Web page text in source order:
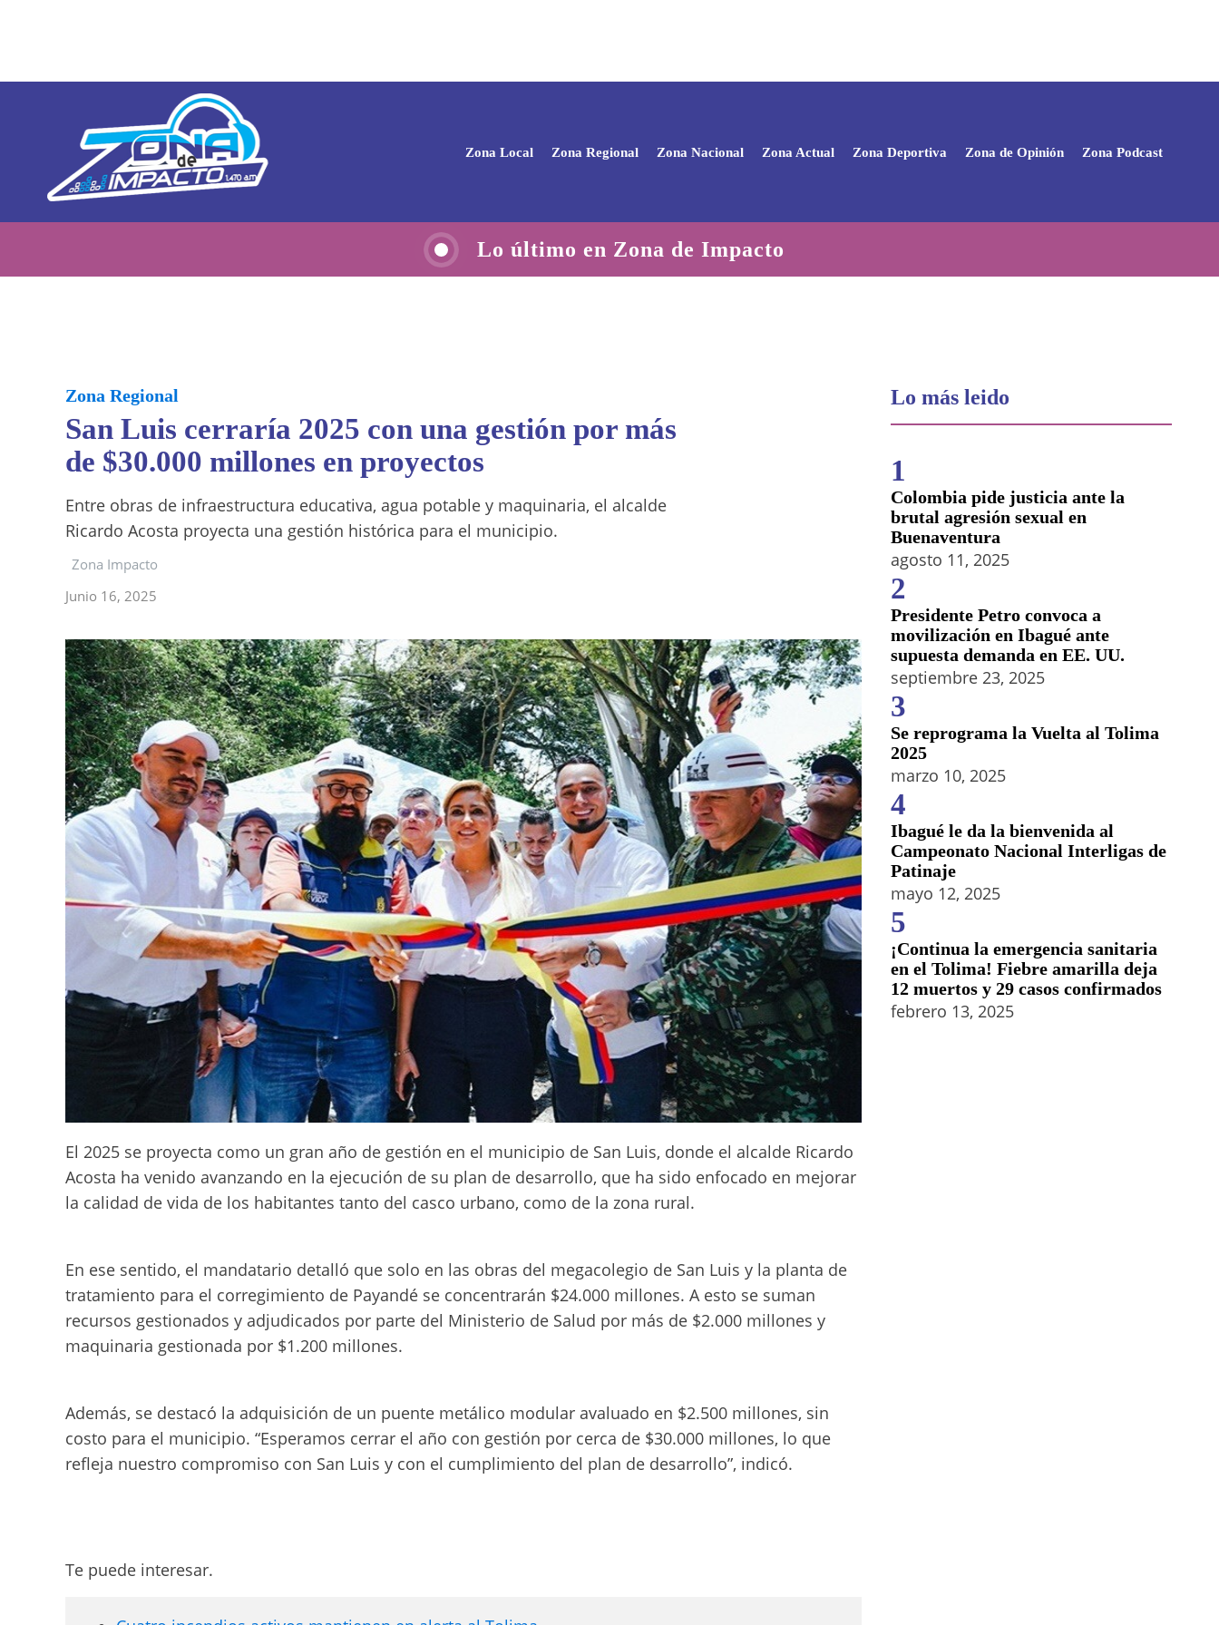
Zona Local Zona Regional Zona Nacional Zona Actual Zona Deportiva Zona de Opinión Zona Podcast
Lo último en Zona de Impacto
Zona Regional
San Luis cerraría 2025 con una gestión por más
de $30.000 millones en proyectos
Entre obras de infraestructura educativa, agua potable y maquinaria, el alcalde
Ricardo Acosta proyecta una gestión histórica para el municipio.
Zona Impacto
Junio 16, 2025
El 2025 se proyecta como un gran año de gestión en el municipio de San Luis, donde el alcalde Ricardo
Acosta ha venido avanzando en la ejecución de su plan de desarrollo, que ha sido enfocado en mejorar
la calidad de vida de los habitantes tanto del casco urbano, como de la zona rural.
En ese sentido, el mandatario detalló que solo en las obras del megacolegio de San Luis y la planta de
tratamiento para el corregimiento de Payandé se concentrarán $24.000 millones. A esto se suman
recursos gestionados y adjudicados por parte del Ministerio de Salud por más de $2.000 millones y
maquinaria gestionada por $1.200 millones.
Además, se destacó la adquisición de un puente metálico modular avaluado en $2.500 millones, sin
costo para el municipio. “Esperamos cerrar el año con gestión por cerca de $30.000 millones, lo que
refleja nuestro compromiso con San Luis y con el cumplimiento del plan de desarrollo”, indicó.
Te puede interesar.
Lo más leido
1
Colombia pide justicia ante la
brutal agresión sexual en
Buenaventura
agosto 11, 2025
2
Presidente Petro convoca a
movilización en Ibagué ante
supuesta demanda en EE. UU.
septiembre 23, 2025
3
Se reprograma la Vuelta al Tolima
2025
marzo 10, 2025
4
Ibagué le da la bienvenida al
Campeonato Nacional Interligas de
Patinaje
mayo 12, 2025
5
¡Continua la emergencia sanitaria
en el Tolima! Fiebre amarilla deja
12 muertos y 29 casos confirmados
febrero 13, 2025